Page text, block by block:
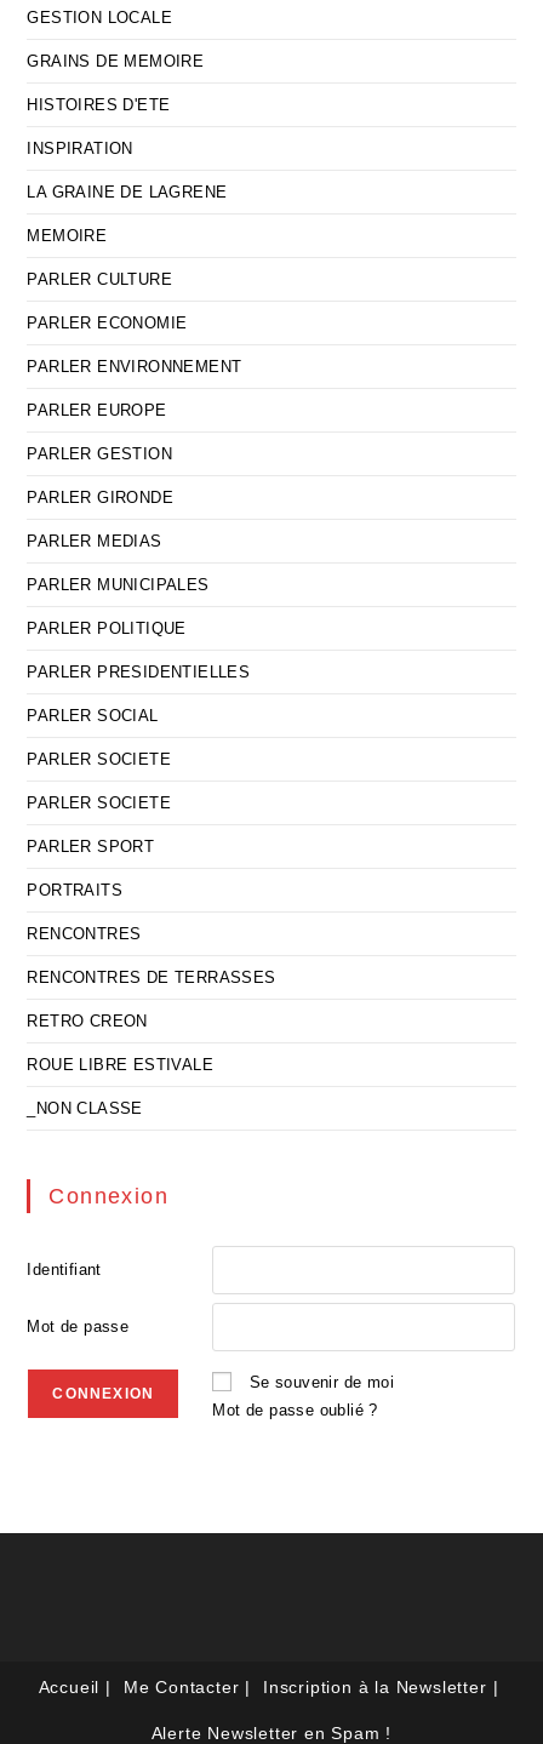
GESTION LOCALE
GRAINS DE MEMOIRE
HISTOIRES D'ETE
INSPIRATION
LA GRAINE DE LAGRENE
MEMOIRE
PARLER CULTURE
PARLER ECONOMIE
PARLER ENVIRONNEMENT
PARLER EUROPE
PARLER GESTION
PARLER GIRONDE
PARLER MEDIAS
PARLER MUNICIPALES
PARLER POLITIQUE
PARLER PRESIDENTIELLES
PARLER SOCIAL
PARLER SOCIETE
PARLER SOCIETE
PARLER SPORT
PORTRAITS
RENCONTRES
RENCONTRES DE TERRASSES
RETRO CREON
ROUE LIBRE ESTIVALE
_NON CLASSE
Connexion
Identifiant
Mot de passe
Se souvenir de moi
Mot de passe oublié ?
Accueil Me Contacter Inscription à la Newsletter
Alerte Newsletter en Spam !